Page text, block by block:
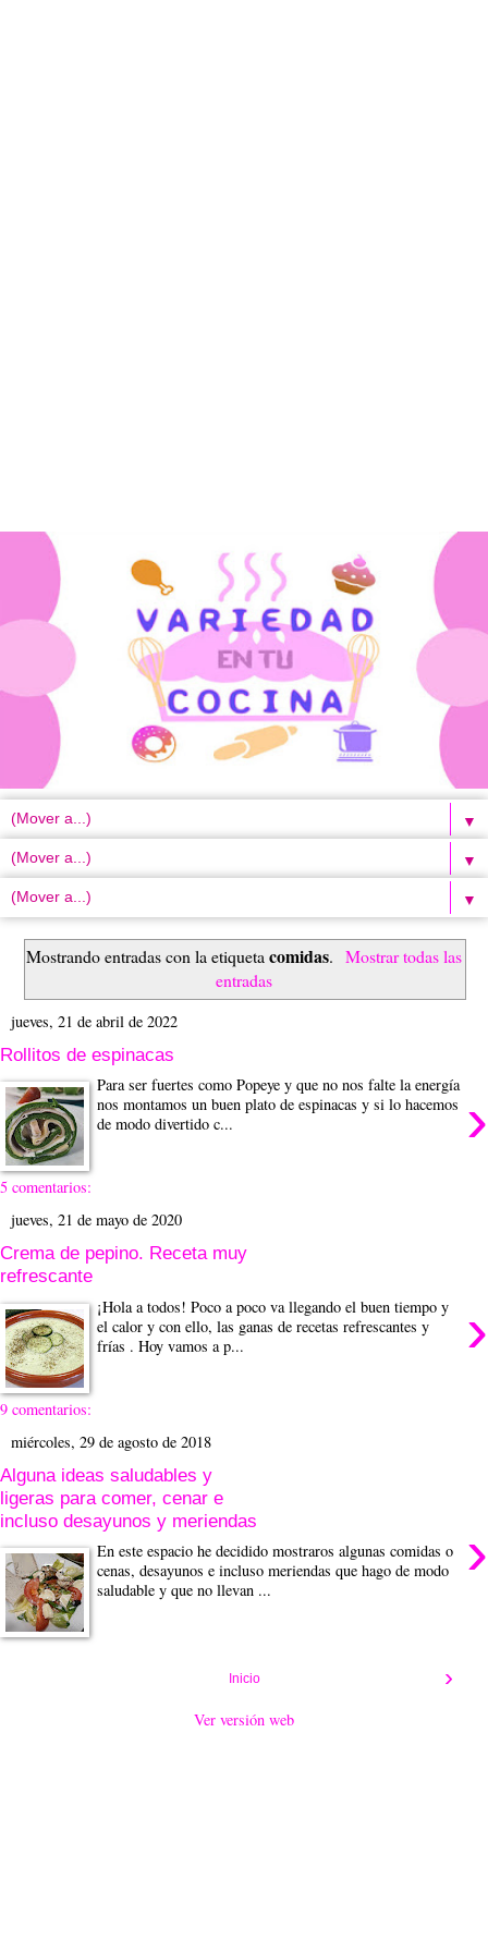
▼
▼
▼
Mostrando entradas con la etiquetacomidas. Mostrar todas las
entradas
jueves, 21 de abril de 2022
Rollitos de espinacas
›
Para ser fuertes como Popeye y que no nos falte la energía
nos montamos un buen plato de espinacas y si lo hacemos
de modo divertido c...
5 comentarios:
jueves, 21 de mayo de 2020
Crema de pepino. Receta muy
refrescante
›
¡Hola a todos! Poco a poco va llegando el buen tiempo y
el calor y con ello, las ganas de recetas refrescantes y
frías . Hoy vamos a p...
9 comentarios:
miércoles, 29 de agosto de 2018
Alguna ideas saludables y
ligeras para comer, cenar e
incluso desayunos y meriendas
›
En este espacio he decidido mostraros algunas comidas o
cenas, desayunos e incluso meriendas que hago de modo
saludable y que no llevan ...
›
Inicio
Ver versión web